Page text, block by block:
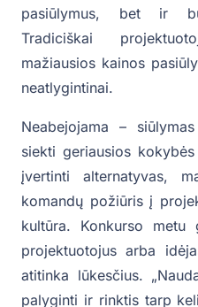
pasiūlymus, bet ir
Tradiciškai
mažiausios kainos
neatlygintinai.
Neabejojama –
siekti geriausios
įvertinti alternatyvas,
komandų požiūris į
kultūra. Konkurso metu
projektuotojus arba
atitinka lūkesčius.
palyginti ir rinktis tarp